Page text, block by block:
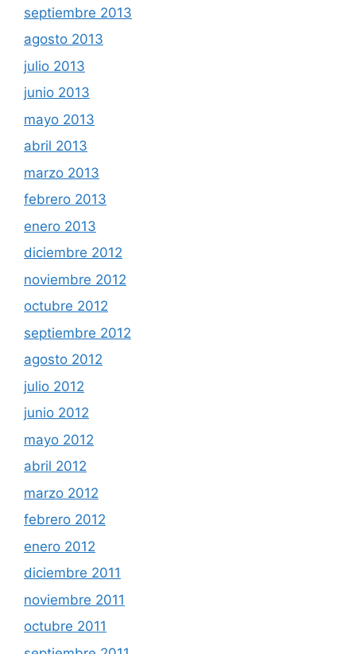
septiembre 2013
agosto 2013
julio 2013
junio 2013
mayo 2013
abril 2013
marzo 2013
febrero 2013
enero 2013
diciembre 2012
noviembre 2012
octubre 2012
septiembre 2012
agosto 2012
julio 2012
junio 2012
mayo 2012
abril 2012
marzo 2012
febrero 2012
enero 2012
diciembre 2011
noviembre 2011
octubre 2011